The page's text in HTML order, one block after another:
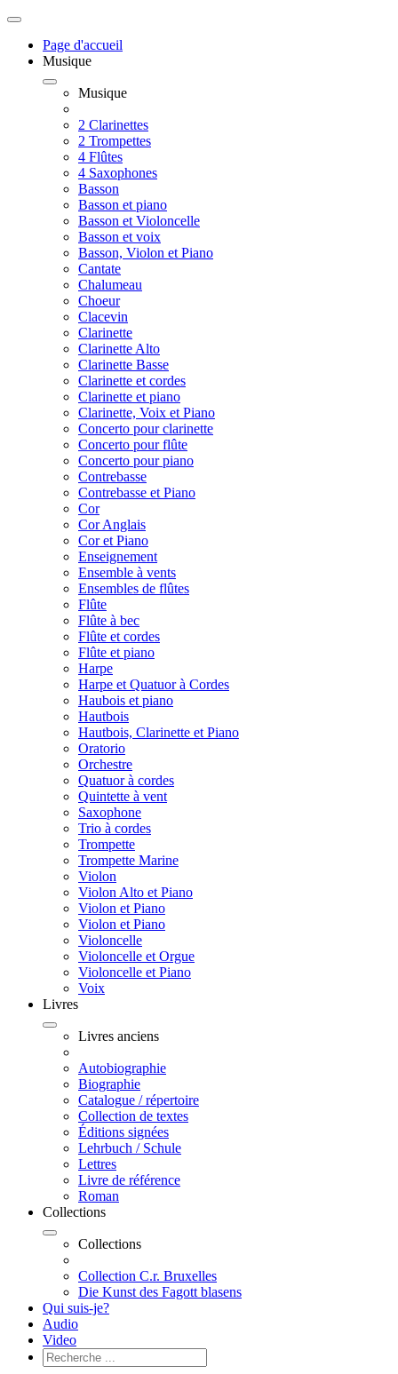
Page d'accueil
Musique
Musique
2 Clarinettes
2 Trompettes
4 Flûtes
4 Saxophones
Basson
Basson et piano
Basson et Violoncelle
Basson et voix
Basson, Violon et Piano
Cantate
Chalumeau
Choeur
Clacevin
Clarinette
Clarinette Alto
Clarinette Basse
Clarinette et cordes
Clarinette et piano
Clarinette, Voix et Piano
Concerto pour clarinette
Concerto pour flûte
Concerto pour piano
Contrebasse
Contrebasse et Piano
Cor
Cor Anglais
Cor et Piano
Enseignement
Ensemble à vents
Ensembles de flûtes
Flûte
Flûte à bec
Flûte et cordes
Flûte et piano
Harpe
Harpe et Quatuor à Cordes
Haubois et piano
Hautbois
Hautbois, Clarinette et Piano
Oratorio
Orchestre
Quatuor à cordes
Quintette à vent
Saxophone
Trio à cordes
Trompette
Trompette Marine
Violon
Violon Alto et Piano
Violon et Piano
Violon et Piano
Violoncelle
Violoncelle et Orgue
Violoncelle et Piano
Voix
Livres
Livres anciens
Autobiographie
Biographie
Catalogue / répertoire
Collection de textes
Éditions signées
Lehrbuch / Schule
Lettres
Livre de référence
Roman
Collections
Collections
Collection C.r. Bruxelles
Die Kunst des Fagott blasens
Qui suis-je?
Audio
Video